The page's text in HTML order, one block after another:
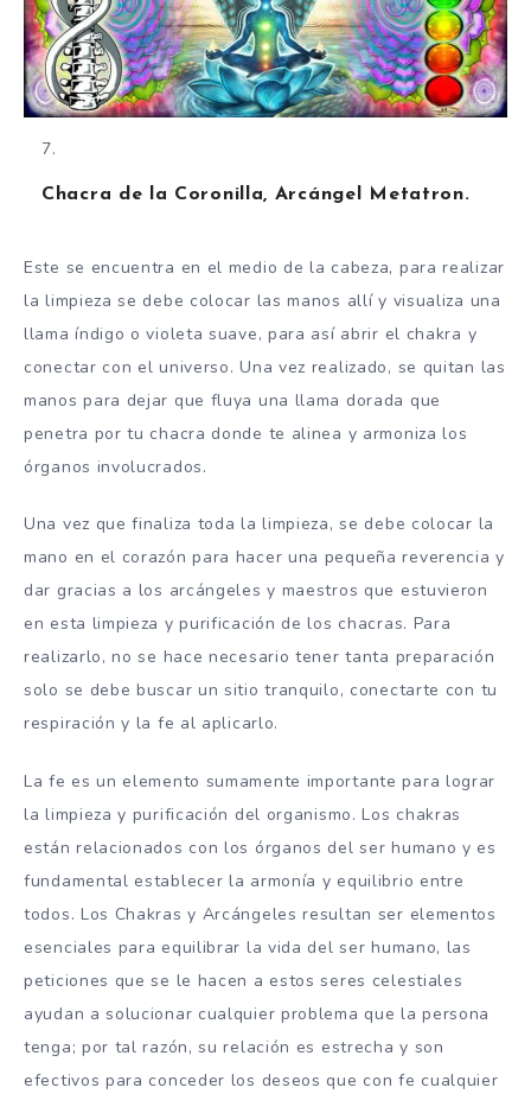
Chacra de la Coronilla, Arcángel Metatron.
Este se encuentra en el medio de la cabeza, para realizar
la limpieza se debe colocar las manos allí y visualiza una
llama índigo o violeta suave, para así abrir el chakra y
conectar con el universo. Una vez realizado, se quitan las
manos para dejar que fluya una llama dorada que
penetra por tu chacra donde te alinea y armoniza los
órganos involucrados.
Una vez que finaliza toda la limpieza, se debe colocar la
mano en el corazón para hacer una pequeña reverencia y
dar gracias a los arcángeles y maestros que estuvieron
en esta limpieza y purificación de los chacras. Para
realizarlo, no se hace necesario tener tanta preparación
solo se debe buscar un sitio tranquilo, conectarte con tu
respiración y la fe al aplicarlo.
La fe es un elemento sumamente importante para lograr
la limpieza y purificación del organismo. Los chakras
están relacionados con los órganos del ser humano y es
fundamental establecer la armonía y equilibrio entre
todos. Los Chakras y Arcángeles resultan ser elementos
esenciales para equilibrar la vida del ser humano, las
peticiones que se le hacen a estos seres celestiales
ayudan a solucionar cualquier problema que la persona
tenga; por tal razón, su relación es estrecha y son
efectivos para conceder los deseos que con fe cualquier